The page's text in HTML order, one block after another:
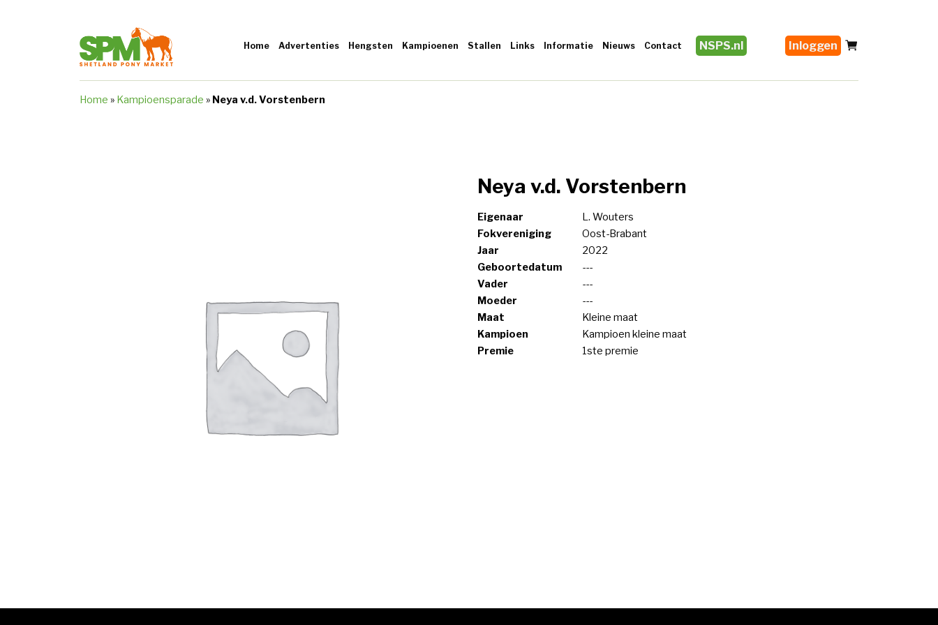
Home Advertenties Hengsten Kampioenen Stallen Links Informatie Nieuws Contact NSPS.nl Inloggen
Home » Kampioensparade » Neya v.d. Vorstenbern
Neya v.d. Vorstenbern
Eigenaar
L. Wouters
Fokvereniging
Oost-Brabant
Jaar
2022
Geboortedatum
---
Vader
---
Moeder
---
Maat
Kleine maat
Kampioen
Kampioen kleine maat
Premie
1ste premie